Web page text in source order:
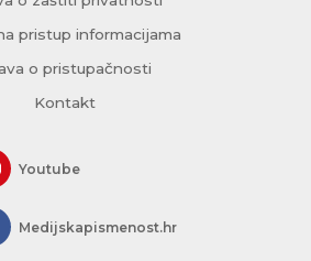
pristup informacijama
o pristupačnosti
Kontakt
Youtube
Medijskapismenost.hr